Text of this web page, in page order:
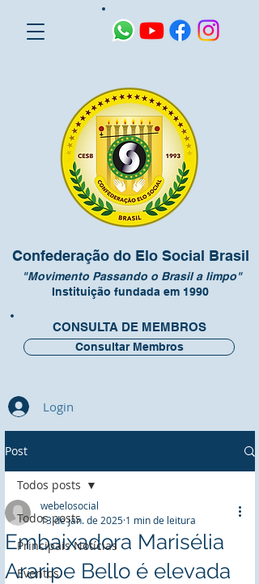
Confederação do Elo Social Brasil
"Movimento Passando o Brasil a limpo"
Instituição fundada em 1990
CONSULTA DE MEMBROS
Consultar Membros
Login
Post
Todos posts
Principais Notícias
Eventos
Todos posts
Embaixadora Marisélia
Araripe Bello é elevada
webelosocial
13 de jan. de 2025 1 min de leitura